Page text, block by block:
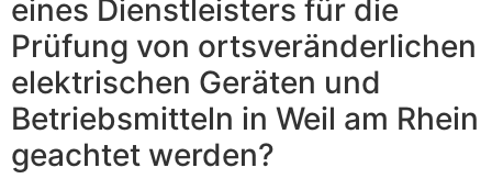
eines Dienstleisters für die
Prüfung von ortsveränderlichen
elektrischen Geräten und
Betriebsmitteln in Weil am Rhein
geachtet werden?